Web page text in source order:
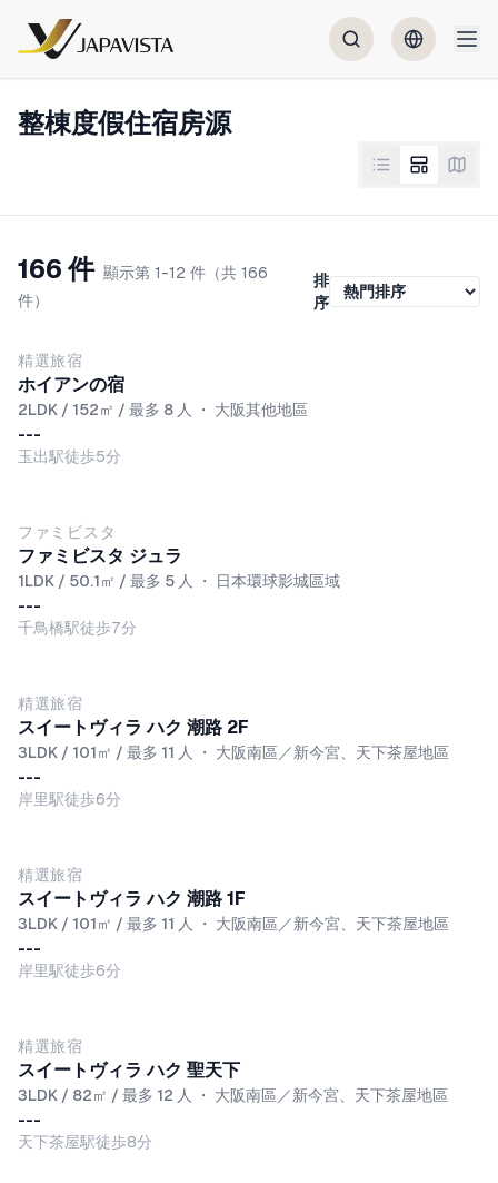
整棟度假住宿房源
166 件 顯示第 1-12 件（共 166
件）
排
序
NEW
精選旅宿
ホイアンの宿
2LDK / 152㎡ / 最多 8 人 ・ 大阪其他地區
---
玉出駅徒歩5分
ファミビスタ
ファミビスタ ジュラ
1LDK / 50.1㎡ / 最多 5 人 ・
日本環球影城區域
---
千鳥橋駅徒歩7分
NEW
精選旅宿
スイートヴィラ ハク 潮路 2F
3LDK / 101㎡ / 最多 11 人 ・ 大阪南區／新今宮、天下茶屋地區
---
岸里駅徒歩6分
NEW
精選旅宿
スイートヴィラ ハク 潮路 1F
3LDK / 101㎡ / 最多 11 人 ・ 大阪南區／新今宮、天下茶屋地區
---
岸里駅徒歩6分
NEW
精選旅宿
スイートヴィラ ハク 聖天下
3LDK / 82㎡ / 最多 12 人 ・ 大阪南區／新今宮、天下茶屋地區
---
天下茶屋駅徒歩8分